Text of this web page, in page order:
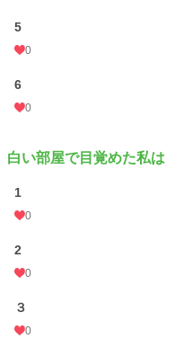
5
0
6
0
白い部屋で目覚めた私は
1
0
2
0
３
0